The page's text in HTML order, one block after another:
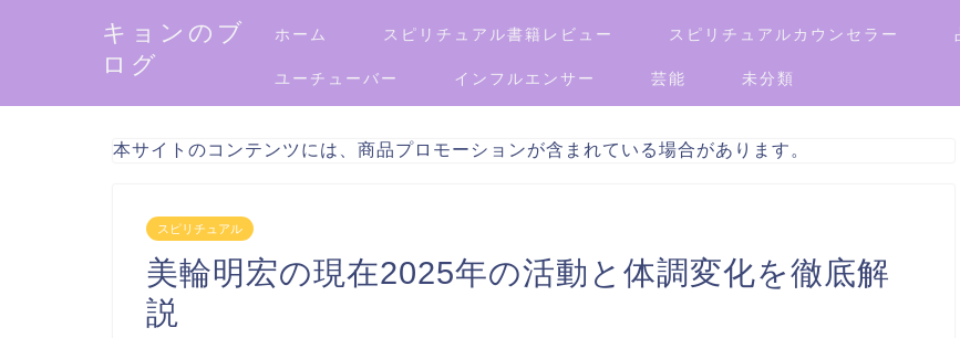
キョンのブ
ログ
ホーム スピリチュアル書籍レビュー スピリチュアルカウンセラー
ユーチューバー インフルエンサー 芸能 未分類
本サイトのコンテンツには、商品プロモーションが含まれている場合があります。
スピリチュアル
美輪明宏の現在2025年の活動と体調変化を徹底解
説